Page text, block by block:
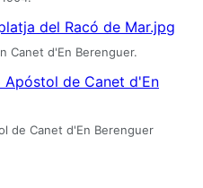
del Racó de Mar.jpg
Canet d'En Berenguer.
Apóstol de Canet d'En
de Canet d'En Berenguer